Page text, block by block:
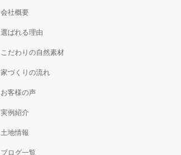
会社概要
選ばれる理由
こだわりの自然素材
家づくりの流れ
お客様の声
実例紹介
土地情報
ブログ一覧